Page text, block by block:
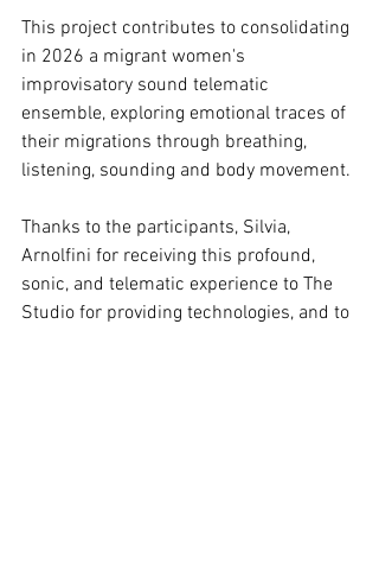
This project contributes to consolidating
in 2026 a migrant women's
improvisatory sound telematic
ensemble, exploring emotional traces of
their migrations through breathing,
listening, sounding and body movement.
Thanks to the participants, Silvia,
Arnolfini for receiving this profound,
sonic, and telematic experience to The
Studio for providing technologies, and to